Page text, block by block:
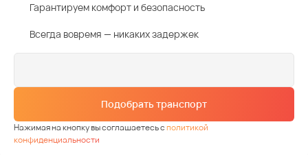
Гарантируем комфорт и безопасность
Всегда вовремя — никаких задержек
Подобрать транспорт
Нажимая на кнопку вы соглашаетесь сполитикой
конфиденциальности